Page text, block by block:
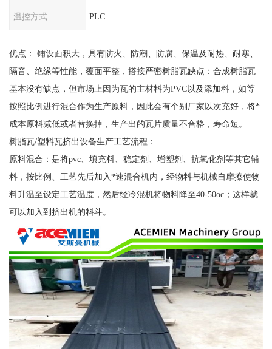
温控方式 PLC
优点： 铺设面积大，具有防火、防潮、防腐、保温及耐热、耐寒、
隔音、绝缘等性能，覆面平整，搭接严密树脂瓦缺点：合成树脂瓦
基本没有缺点，但市场上因为瓦的主材料为PVC以及添加料，如等
按照比例进行混合作为生产原料，因此会有个别厂家以次充好，将*
成本原料减低或者替换掉，生产出的瓦片质量不合格，寿命短。
树脂瓦/塑料瓦挤出设备生产工艺流程：
原料混合：是将pvc、填充料、稳定剂、增塑剂、抗氧化剂等其它辅
料，按比例、工艺先后加入*速混合机内，经物料与机械自摩擦使物
料升温至设定工艺温度，然后经冷混机将物料降至40-50oc；这样就
可以加入到挤出机的料斗。